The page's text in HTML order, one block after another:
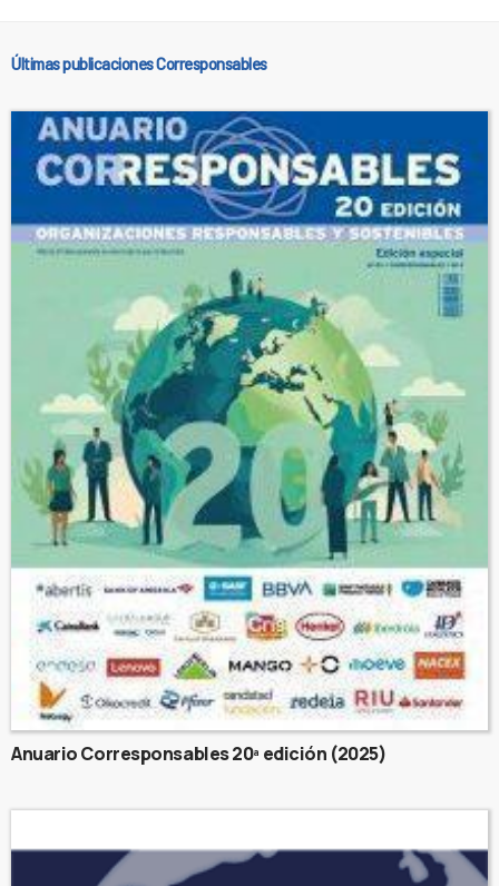
Últimas publicaciones Corresponsables
Anuario Corresponsables 20ª edición (2025)